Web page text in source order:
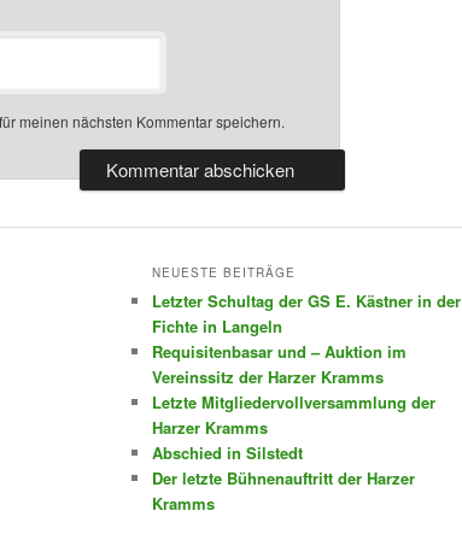
meinen nächsten Kommentar speichern.
NEUESTE BEITRÄGE
Letzter Schultag der GS E. Kästner in der
Fichte in Langeln
Requisitenbasar und – Auktion im
Vereinssitz der Harzer Kramms
Letzte Mitgliedervollversammlung der
Harzer Kramms
Abschied in Silstedt
Der letzte Bühnenauftritt der Harzer
Kramms